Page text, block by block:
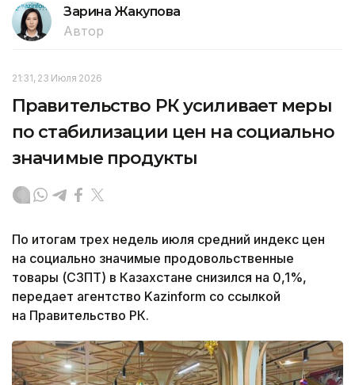
Зарина Жакупова
Автор
21:31, 23 Июля 2026
Правительство РК усиливает меры
по стабилизации цен на социально
значимые продукты
По итогам трех недель июля средний индекс цен
на социально значимые продовольственные
товары (СЗПТ) в Казахстане снизился на 0,1%,
передает агентство Kazinform со ссылкой
на Правительство РК.